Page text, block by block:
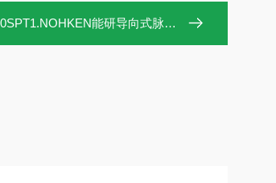
能研导向式脉搏液位计GW100SPT1